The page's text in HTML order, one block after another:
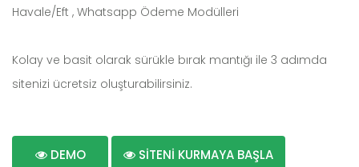
Havale/Eft , Whatsapp Ödeme Modülleri
Kolay ve basit olarak sürükle bırak mantığı ile 3 adımda
sitenizi ücretsiz oluşturabilirsiniz.
DEMO SİTENİ KURMAYA BAŞLA